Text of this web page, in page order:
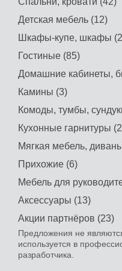
Детская мебель (12)
Шкафы-купе, шкафы
Гостиные (85)
Домашние кабинеты,
Камины (3)
Комоды, тумбы,
Кухонные гарнитуры
Мягкая мебель,
Прихожие (6)
Мебель для
Аксессуары (13)
Акции партнёров (23)
Предложения не
используется в
разработчика.